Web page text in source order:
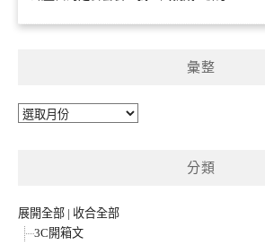
彙整
彙
分類
展開全部 | 收合全部
3C開箱文